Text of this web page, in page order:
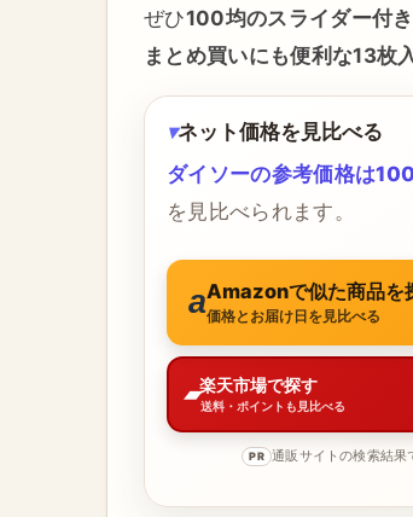
ぜひ100均のスライダー付
まとめ買いにも便利な13枚
ネット価格を見比べる
ダイソーの参考価格は
を見比べられます。
Amazonで似た商品を
価格とお届け日を見比べる
楽天市場で探す
送料・ポイントも見比べる
PR 通販サイトの検索結果